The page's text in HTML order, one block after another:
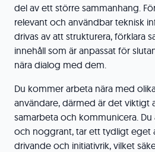
del av ett större sammanhang.
relevant och användbar teknisk
drivas av att strukturera, förklara
innehåll som är anpassat för
nära dialog med dem.
Du kommer arbeta nära med
användare, därmed är det viktigt
samarbeta och kommunicera.
och noggrant, tar ett tydligt eget
drivande och initiativrik, vilket